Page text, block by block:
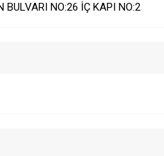
BULVARI NO:26 İÇ KAPI NO:2